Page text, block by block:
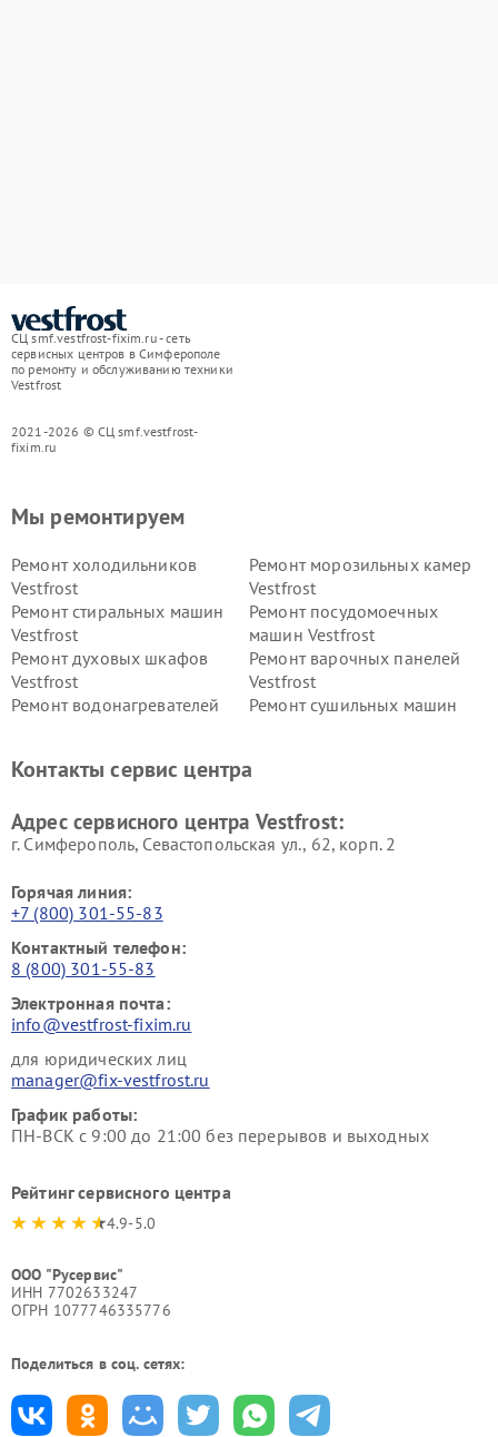
СЦ smf.vestfrost-fixim.ru - сеть
сервисных центров в Симферополе
по ремонту и обслуживанию техники
Vestfrost
2021-2026 © СЦ smf.vestfrost-
fixim.ru
Мы ремонтируем
Ремонт холодильников
Vestfrost
Ремонт морозильных камер
Vestfrost
Ремонт стиральных машин
Vestfrost
Ремонт посудомоечных
машин Vestfrost
Ремонт духовых шкафов
Vestfrost
Ремонт варочных панелей
Vestfrost
Ремонт водонагревателей
Ремонт сушильных машин
Vestfrost
Контакты сервис центра
Адрес сервисного центра Vestfrost:
г. Симферополь, Севастопольская ул., 62, корп. 2
Горячая линия:
+7 (800) 301-55-83
Контактный телефон:
8 (800) 301-55-83
Электронная почта:
info@vestfrost-fixim.ru
для юридических лиц
manager@fix-vestfrost.ru
График работы:
ПН-ВСК с 9:00 до 21:00 без перерывов и выходных
Рейтинг сервисного центра
4.9-5.0
ООО "Русервис"
ИНН 7702633247
ОГРН 1077746335776
Поделиться в соц. сетях: